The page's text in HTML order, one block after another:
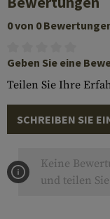
0 von 0
Geben Sie eine
Teilen Sie Ihre
SCHREIBEN SIE
Keine
und teilen